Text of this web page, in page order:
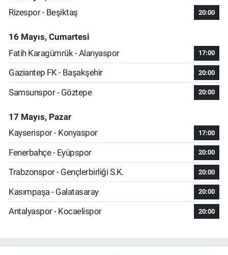
Rizespor - Beşiktaş
20:00
16 Mayıs, Cumartesi
Fatih Karagümrük - Alanyaspor
17:00
Gaziantep FK - Başakşehir 20:00
Samsunspor - Göztepe 20:00
17 Mayıs, Pazar
Kayserispor - Konyaspor
17:00
Fenerbahçe - Eyüpspor 20:00
Trabzonspor - Gençlerbirliği S.K. 20:00
Kasımpaşa - Galatasaray 20:00
Antalyaspor - Kocaelispor 20:00